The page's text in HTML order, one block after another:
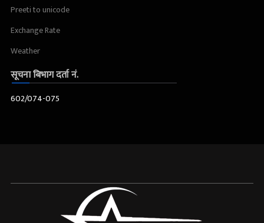
Preeti to unicode
Exchange Rate
Weather
सूचना बिभाग दर्ता नं.
602/074-075